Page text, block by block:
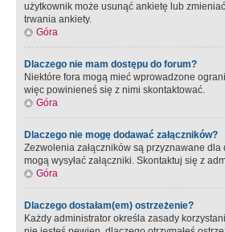
użytkownik może usunąć ankietę lub
trwania ankiety.
Góra
Dlaczego nie mam dostępu do forum?
Niektóre fora mogą mieć wprowadzone
więc powinieneś się z nimi skontaktować.
Góra
Dlaczego nie mogę dodawać załączników?
Zezwolenia załączników są przyznawane
mogą wysyłać załączniki. Skontaktuj się z
Góra
Dlaczego dostałam(em) ostrzeżenie?
Każdy administrator określa zasady